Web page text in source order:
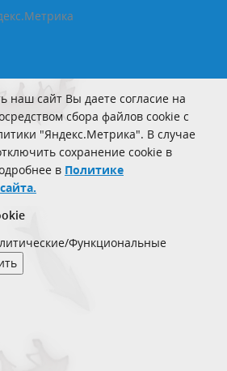
наш сайт Вы даете согласие на
сбора файлов cookie с
"Яндекс.Метрика". В случае
сохранение cookie в
в Политике
Функциональные